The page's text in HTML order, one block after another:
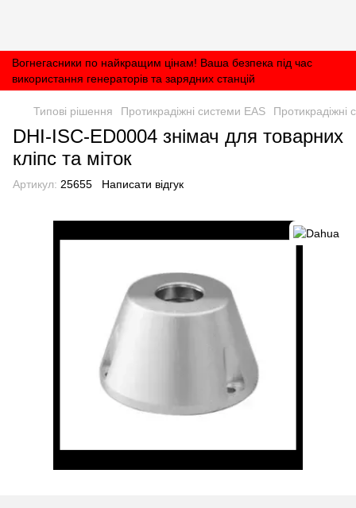
Вогнегасники по найкращим цінам! Ваша безпека під час
використання генераторів та зарядних станцій
Типові рішення Протикрадіжні системи EAS Протикрадіжні
DHI-ISC-ED0004 знімач для товарних
кліпс та міток
Артикул: 25655 Написати відгук